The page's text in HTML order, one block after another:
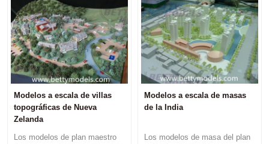
Modelos a escala de villas
topográficas de Nueva
Zelanda
Los modelos de plan maestro
Modelos a escala de masas
de la India
Los modelos de masa del plan